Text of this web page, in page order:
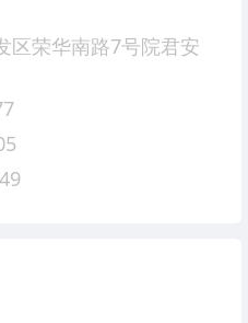
区荣华南路7号院君安